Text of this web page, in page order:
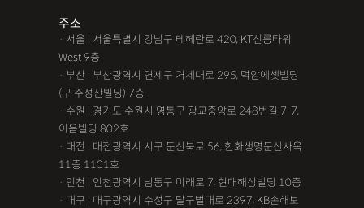
주소
· 서울 : 서울특별시 강남구 테헤란로 420, KT선릉타워
West 9층
· 부산 : 부산광역시 연제구 거제대로 295, 덕암에셋빌딩
(구 주성산빌딩) 7층
· 수원 : 경기도 수원시 영통구 광교중앙로 248번길 7-7,
이음빌딩 802호
· 대전 : 대전광역시 서구 둔산북로 56, 한화생명둔산사옥
11층 1101호
· 인천 : 인천광역시 남동구 미래로 7, 현대해상빌딩 10층
· 대구 : 대구광역시 수성구 달구벌대로 2397, KB손해보